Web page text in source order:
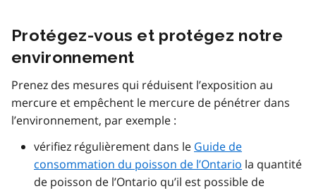
Protégez-vous et protégez notre
environnement
Prenez des mesures qui réduisent l’exposition au
mercure et empêchent le mercure de pénétrer dans
l’environnement, par exemple :
vérifiez régulièrement dans le Guide de
consommation du poisson de l’Ontario la quantité
de poisson de l’Ontario qu’il est possible de